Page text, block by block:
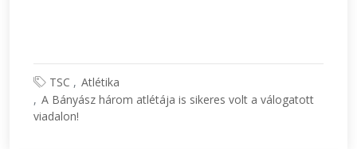
TSC
Atlétika
A Bányász három atlétája is sikeres volt a válogatott
viadalon!